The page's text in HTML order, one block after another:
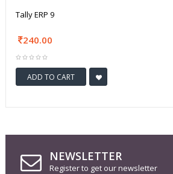
Tally ERP 9
240.00
ADD TO CART
NEWSLETTER
Register to get our newsletter